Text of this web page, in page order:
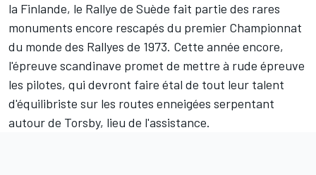
la Finlande, le Rallye de Suède fait partie des rares
monuments encore rescapés du premier Championnat
du monde des Rallyes de 1973. Cette année encore,
l'épreuve scandinave promet de mettre à rude épreuve
les pilotes, qui devront faire étal de tout leur talent
d'équilibriste sur les routes enneigées serpentant
autour de Torsby, lieu de l'assistance.